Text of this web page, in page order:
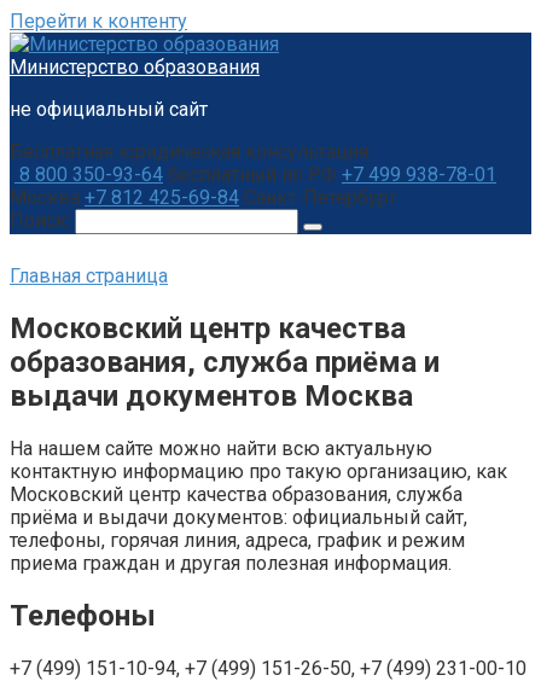
Перейти к контенту
Министерство образования
не официальный сайт
Бесплатная юридическая консультация:
8 800 350-93-64 бесплатный по РФ +7 499 938-78-01
Москва +7 812 425-69-84 Санкт-Петербург
Поиск:
Главная страница
Московский центр качества
образования, служба приёма и
выдачи документов Москва
На нашем сайте можно найти всю актуальную
контактную информацию про такую организацию, как
Московский центр качества образования, служба
приёма и выдачи документов: официальный сайт,
телефоны, горячая линия, адреса, график и режим
приема граждан и другая полезная информация.
Телефоны
+7 (499) 151-10-94, +7 (499) 151-26-50, +7 (499) 231-00-10